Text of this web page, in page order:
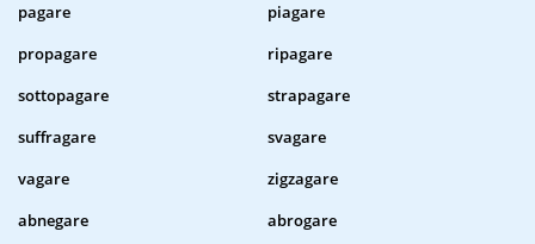
pagare
piagare
propagare
ripagare
sottopagare
strapagare
suffragare
svagare
vagare
zigzagare
abnegare
abrogare